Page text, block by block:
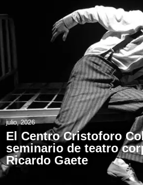
julio, 2026
El Centro Cristoforo
seminario de teatro
Ricardo Gaete